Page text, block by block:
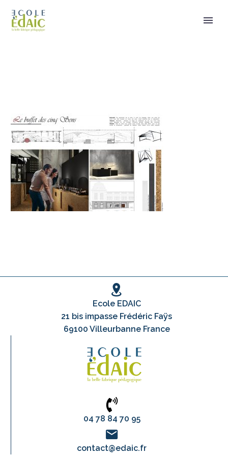
Ecole EDAIC
21 bis impasse Frédéric Faÿs
69100 Villeurbanne France
04 78 84 70 95
contact@edaic.fr